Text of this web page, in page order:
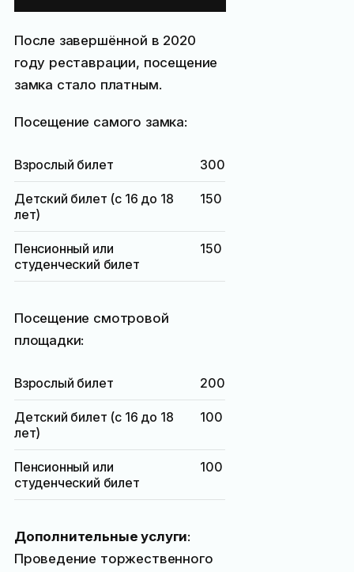
После завершённой в 2020
году реставрации, посещение
замка стало платным.
Посещение самого замка:
Взрослый билет 300
Детский билет (с 16 до 18
лет)
150
Пенсионный или
студенческий билет
150
Посещение смотровой
площадки:
Взрослый билет 200
Детский билет (с 16 до 18
лет)
100
Пенсионный или
студенческий билет
100
Дополнительные услуги:
Проведение торжественного